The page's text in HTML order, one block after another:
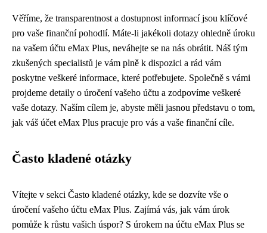
Věříme, že transparentnost a dostupnost informací jsou klíčové
pro vaše finanční pohodlí. Máte-li jakékoli dotazy ohledně úroku
na vašem účtu eMax Plus, neváhejte se na nás obrátit. Náš tým
zkušených specialistů je vám plně k dispozici a rád vám
poskytne veškeré informace, které potřebujete. Společně s vámi
projdeme detaily o úročení vašeho účtu a zodpovíme veškeré
vaše dotazy. Naším cílem je, abyste měli jasnou představu o tom,
jak váš účet eMax Plus pracuje pro vás a vaše finanční cíle.
Často kladené otázky
Vítejte v sekci Často kladené otázky, kde se dozvíte vše o
úročení vašeho účtu eMax Plus. Zajímá vás, jak vám úrok
pomůže k růstu vašich úspor? S úrokem na účtu eMax Plus se